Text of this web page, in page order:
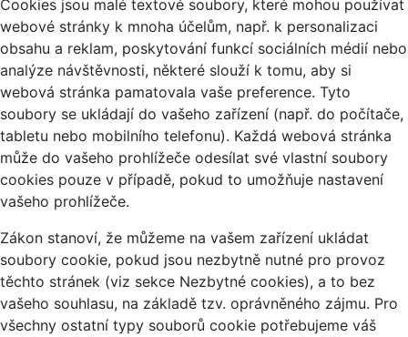
Cookies jsou malé textové soubory, které mohou používat
webové stránky k mnoha účelům, např. k personalizaci
obsahu a reklam, poskytování funkcí sociálních médií nebo
analýze návštěvnosti, některé slouží k tomu, aby si
webová stránka pamatovala vaše preference. Tyto
soubory se ukládají do vašeho zařízení (např. do počítače,
tabletu nebo mobilního telefonu). Každá webová stránka
může do vašeho prohlížeče odesílat své vlastní soubory
cookies pouze v případě, pokud to umožňuje nastavení
vašeho prohlížeče.
Zákon stanoví, že můžeme na vašem zařízení ukládat
soubory cookie, pokud jsou nezbytně nutné pro provoz
těchto stránek (viz sekce Nezbytné cookies), a to bez
vašeho souhlasu, na základě tzv. oprávněného zájmu. Pro
všechny ostatní typy souborů cookie potřebujeme váš